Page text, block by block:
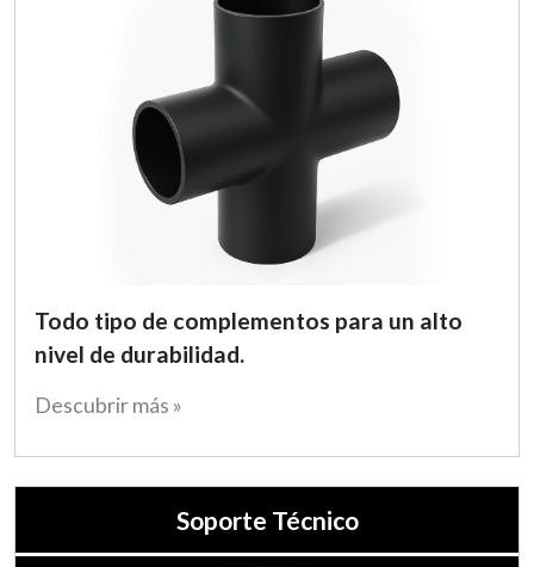
Todo tipo de complementos para un alto
nivel de durabilidad.
Descubrir más »
Soporte Técnico